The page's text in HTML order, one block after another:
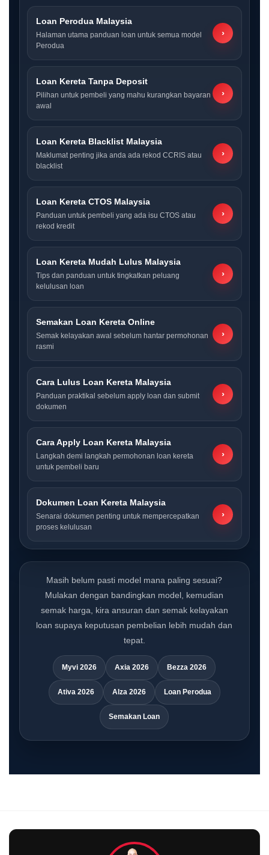
Loan Perodua Malaysia
Halaman utama panduan loan untuk semua model
Perodua
›
Loan Kereta Tanpa Deposit
Pilihan untuk pembeli yang mahu kurangkan bayaran
awal
›
Loan Kereta Blacklist Malaysia
Maklumat penting jika anda ada rekod CCRIS atau
blacklist
›
Loan Kereta CTOS Malaysia
Panduan untuk pembeli yang ada isu CTOS atau
rekod kredit
›
Loan Kereta Mudah Lulus Malaysia
Tips dan panduan untuk tingkatkan peluang
kelulusan loan
›
Semakan Loan Kereta Online
Semak kelayakan awal sebelum hantar permohonan
rasmi
›
Cara Lulus Loan Kereta Malaysia
Panduan praktikal sebelum apply loan dan submit
dokumen
›
Cara Apply Loan Kereta Malaysia
Langkah demi langkah permohonan loan kereta
untuk pembeli baru
›
Dokumen Loan Kereta Malaysia
Senarai dokumen penting untuk mempercepatkan
proses kelulusan
›
Masih belum pasti model mana paling sesuai?
Mulakan dengan bandingkan model, kemudian
semak harga, kira ansuran dan semak kelayakan
loan supaya keputusan pembelian lebih mudah dan
tepat.
Myvi 2026 Axia 2026 Bezza 2026
Ativa 2026 Alza 2026 Loan Perodua
Semakan Loan